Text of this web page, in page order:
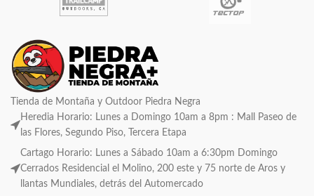
Tienda de Montaña y Outdoor Piedra Negra
Heredia Horario: Lunes a Domingo 10am a 8pm : Mall Paseo de
las Flores, Segundo Piso, Tercera Etapa
Cartago Horario: Lunes a Sábado 10am a 6:30pm Domingo
Cerrados Residencial el Molino, 200 este y 75 norte de Aros y
llantas Mundiales, detrás del Automercado